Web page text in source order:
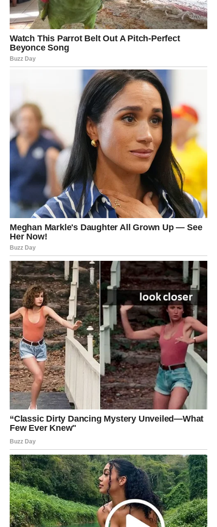
Ono što je bolelo – počinje da zaceljuje.
U vezi – iskren razgovor briše stare rane.
Slobodne Škorpije mogu dobiti
donosi novu perspektivu
oproštaj – sebi ili drugome.
Strelac – Ljubav vas podseća
da verujete
Strelčevi danas osećaju nadu. Ljubav dolazi kao
podsetnik danije sve izgubljeno.
U vezi – planovi i optimizam.
Slobodni Strelčevi mogu upoznati osobu koja deli njihove
snove.
Čudo dana:vera u budućnost.
Jarac – Srce se otvara tamo
gde ste mislili da je zatvoreno
Jarčevi danas dobijaju emotivni dokaz da
postoji za njih.
U vezi – stabilnost i sigurnost.
Slobodni Jarčevi mogu doživeti neočekivanu bliskost sa
osobom iz poslovnog ili svakodnevnog okruženja.